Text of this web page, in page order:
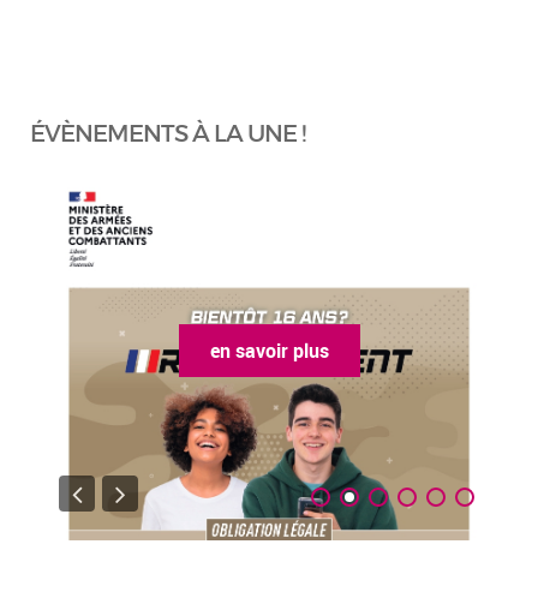
ÉVÈNEMENTS À LA UNE !
en savoir plus